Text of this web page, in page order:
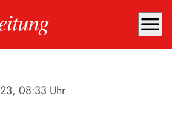
menu
, 08:33 Uhr